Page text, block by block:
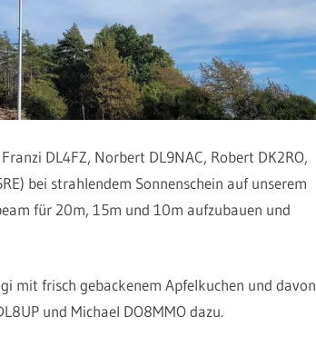
DL4FZ, Norbert DL9NAC, Robert DK2RO,
bei strahlendem Sonnenschein auf unserem
für 20m, 15m und 10m aufzubauen und
mit frisch gebackenem Apfelkuchen und davon
und Michael DO8MMO dazu.